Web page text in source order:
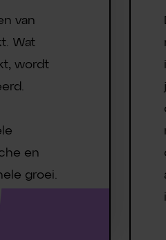
van
Wat
wordt
en
groei.